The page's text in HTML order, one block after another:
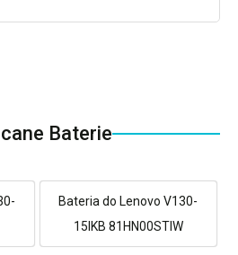
Baterie
Bateria do Lenovo V130-
15IKB 81HN00STIW